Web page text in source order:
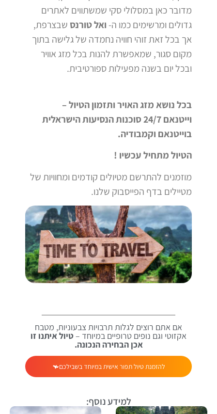
מדובר כאן במסלולי סקי שמשתווים לאתרים
גדולים ומרשימים כמו ה- ואל טורנס שבצרפת,
אך בכל זאת זוהי חוויה נחמדה של גלישה בתוך
מקום סגור, שמאפשרת להנות בכל מזג אוויר
ובכל יום בשנה מפעילות ספורטיבית.
בכל נושא מזג האויר ותזמון הטיול –
וייטנאם 24/7 סוכנות הנסיעות הישראלית
בוייטנאם וקמבודיה.
הטיול מתחיל עכשיו !
מוזמנים להתרשם מטיולים קודמים ומחוויות של
מטיילים בדף הפייסבוק שלנו.
אם אתם רוצים לגלות תרבויות צבעוניות, מטבח
אקזוטי וגם נופים טרופיים במיוחד –טיול איתנו זו
אכן הבחירה הנכונה.
להזמנת טיול תפור אישית במיוחד בשבילכם
למידע נוסף: